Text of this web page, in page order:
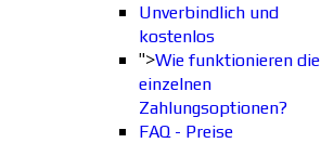
Unverbindlich und
kostenlos
">Wie funktionieren die
einzelnen
Zahlungsoptionen?
FAQ - Preise